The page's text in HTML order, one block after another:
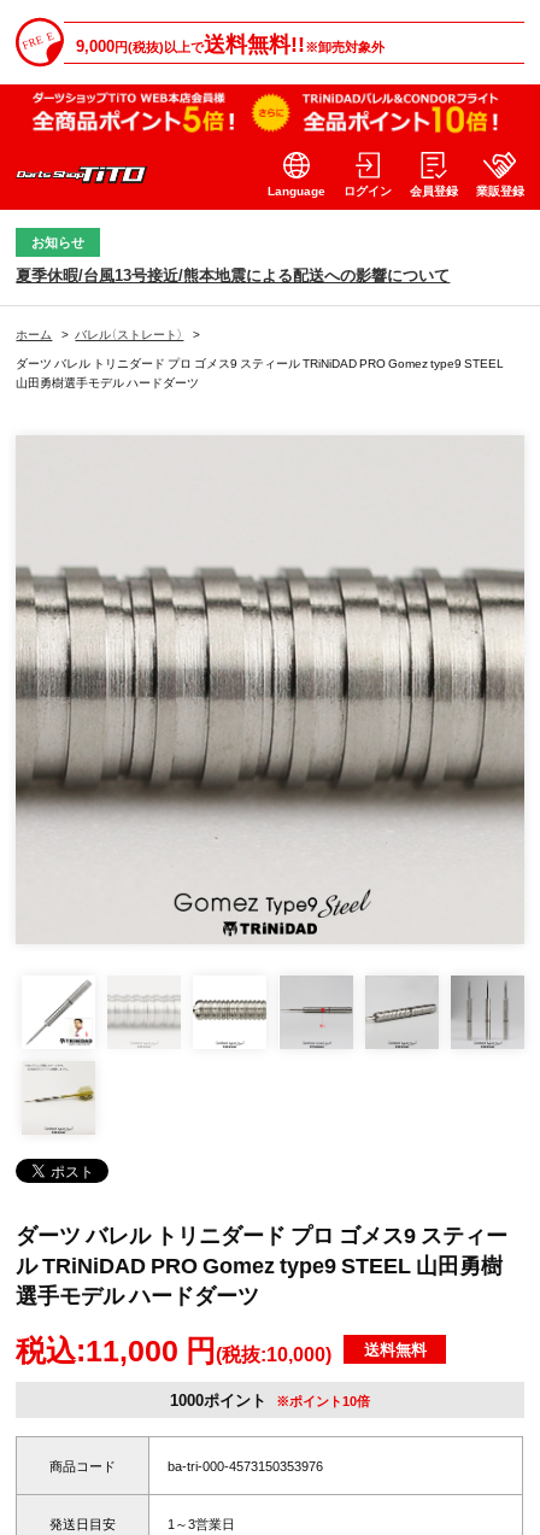
9,000円(税抜)以上で送料無料!!※卸売対象外
Language ログイン 会員登録 業販登録
お知らせ
夏季休暇/台風13号接近/熊本地震による配送への影響について
ホーム > バレル（ストレート）
>
ダーツ バレル トリニダード プロ ゴメス9 スティール TRiNiDAD PRO Gomez type9 STEEL
山田勇樹選手モデル ハードダーツ
ダーツ バレル トリニダード プロ ゴメス9 スティー
ル TRiNiDAD PRO Gomez type9 STEEL 山田勇樹
選手モデル ハードダーツ
税込:11,000 円(税抜:10,000) 送料無料
1000ポイント ※ポイント10倍
商品コード ba-tri-000-4573150353976
発送日目安 1～3営業日